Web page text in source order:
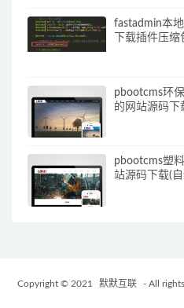
fastadmin本
下载插件压
pbootcms环
的网站源码下
pbootcms塑
站源码下载(
Copyright © 2021 默默互联 - All